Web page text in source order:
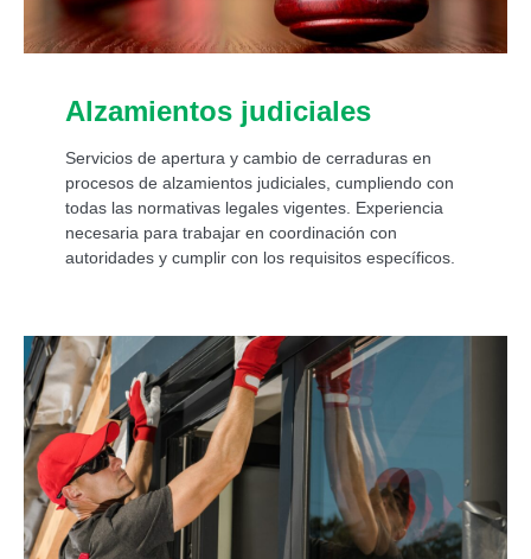
Alzamientos judiciales
Servicios de apertura y cambio de cerraduras en
procesos de alzamientos judiciales, cumpliendo con
todas las normativas legales vigentes. Experiencia
necesaria para trabajar en coordinación con
autoridades y cumplir con los requisitos específicos.